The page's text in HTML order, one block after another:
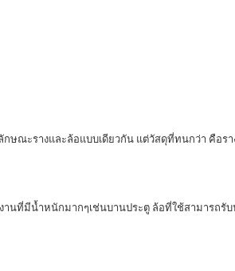
ณะรางและล้อแบบเดียวกัน แต่วัสดุที่ทนกว่า คือร
นที่มีน้ำหนักมากๆเช่นบานประตู ล้อที่ใช้สามารถรั